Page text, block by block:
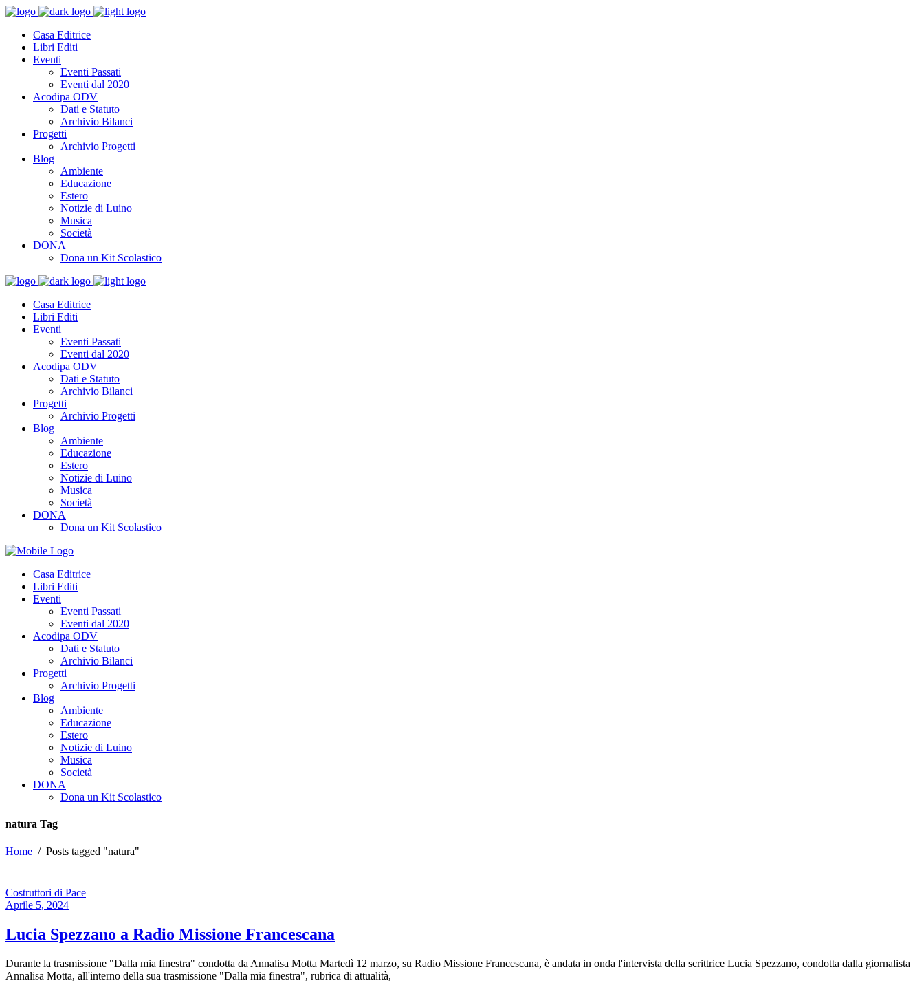
Casa Editrice
Libri Editi
Eventi
Eventi Passati
Eventi dal 2020
Acodipa ODV
Dati e Statuto
Archivio Bilanci
Progetti
Archivio Progetti
Blog
Ambiente
Educazione
Estero
Notizie di Luino
Musica
Società
DONA
Dona un Kit Scolastico
Casa Editrice
Libri Editi
Eventi
Eventi Passati
Eventi dal 2020
Acodipa ODV
Dati e Statuto
Archivio Bilanci
Progetti
Archivio Progetti
Blog
Ambiente
Educazione
Estero
Notizie di Luino
Musica
Società
DONA
Dona un Kit Scolastico
Casa Editrice
Libri Editi
Eventi
Eventi Passati
Eventi dal 2020
Acodipa ODV
Dati e Statuto
Archivio Bilanci
Progetti
Archivio Progetti
Blog
Ambiente
Educazione
Estero
Notizie di Luino
Musica
Società
DONA
Dona un Kit Scolastico
natura Tag
Home / Posts tagged "natura"
Costruttori di Pace
Aprile 5, 2024
Lucia Spezzano a Radio Missione Francescana
Durante la trasmissione "Dalla mia finestra" condotta da Annalisa Motta Martedì 12 marzo, su Radio Missione Francescana, è andata in onda l'intervista della scrittrice Lucia Spezzano, condotta dalla giornalista
Annalisa Motta, all'interno della sua trasmissione "Dalla mia finestra", rubrica di attualità,